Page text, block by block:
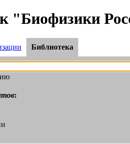
"Биофизики
Библиотека
: